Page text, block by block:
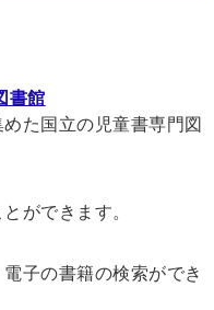
書館
た国立の児童書専門図
ができます。
子の書籍の検索ができ